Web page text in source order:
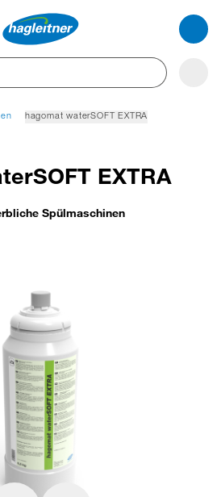
hagomat waterSOFT EXTRA
EXTRA
Spülmaschinen